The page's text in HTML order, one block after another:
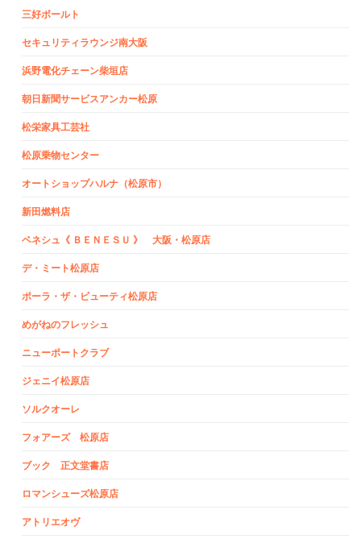
三好ボールト
セキュリティラウンジ南大阪
浜野電化チェーン柴垣店
朝日新聞サービスアンカー松原
松栄家具工芸社
松原乗物センター
オートショップハルナ（松原市）
新田燃料店
ベネシュ《 ＢＥＮＥＳＵ 》 大阪・松原店
デ・ミート松原店
ポーラ・ザ・ビューティ松原店
めがねのフレッシュ
ニューポートクラブ
ジェニイ松原店
ソルクオーレ
フォアーズ 松原店
ブック 正文堂書店
ロマンシューズ松原店
アトリエオヴ